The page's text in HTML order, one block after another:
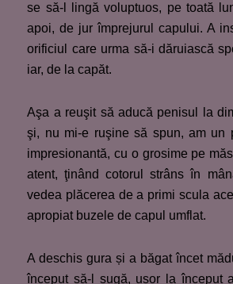
se să-l lingă voluptuos, pe toată
apoi, de jur împrejurul capului. A
orificiul care urma să-i dăruiască
iar, de la capăt.
Aşa a reuşit să aducă penisul la
şi, nu mi-e ruşine să spun, am un
impresionantă, cu o grosime pe
atent, ţinând cotorul strâns în
vedea plăcerea de a primi scula
apropiat buzele de capul umflat.
A deschis gura și a băgat încet
început să-l sugă, ușor la început